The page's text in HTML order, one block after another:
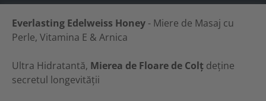
Everlasting Edelweiss Honey- Miere de Masaj cu
Perle, Vitamina E & Arnica
Ultra Hidratantă, Mierea de Floare de Colț deţine
secretul longevității